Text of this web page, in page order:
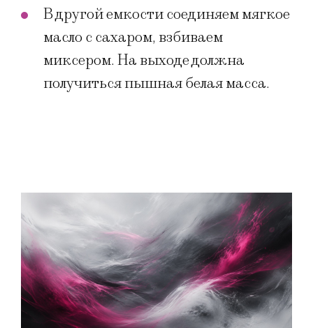
В другой емкости соединяем мягкое
масло с сахаром, взбиваем
миксером. На выходе должна
получиться пышная белая масса.